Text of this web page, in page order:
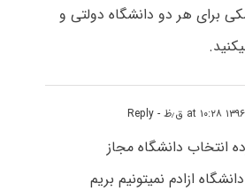
هر دو دانشگاه دولتی و
- Reply
انتخاب دانشگاه مجاز
ازادم نمیتونیم بریم